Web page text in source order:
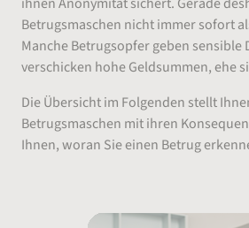
Betrugsmaschen nicht immer sofort
Manche Betrugsopfer geben sensible
verschicken hohe Geldsummen, ehe
Die Übersicht im Folgenden stellt
Betrugsmaschen mit ihren
Ihnen, woran Sie einen Betrug